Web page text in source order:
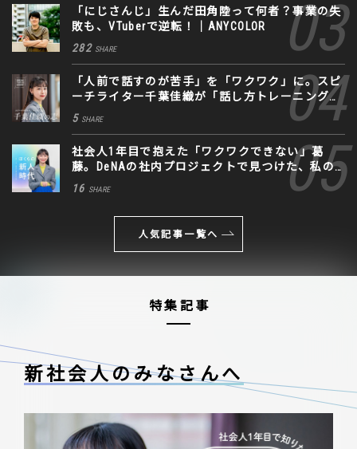
「にじさんじ」生んだ田角陸って何者？事業の失
敗も、VTuberで逆転！｜ANYCOLOR
282 SHARE
「人前で話すのが苦手」を「ワクワク」に。スピ
ーチライター千葉佳織が「話し方トレーニング」
に込めた思い
5 SHARE
社会人1年目で抱えた「ワクワクできない」葛
藤。DeNAの社内プロジェクトで見つけた、私の
生きる道
16 SHARE
人気記事一覧へ
特集記事
新社会人のみなさんへ